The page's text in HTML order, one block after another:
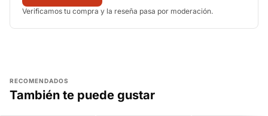
Verificamos tu compra y la reseña pasa por moderación.
RECOMENDADOS
También te puede gustar
AGREGAR AGREGAR